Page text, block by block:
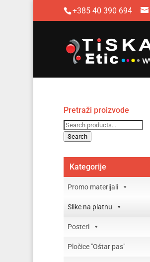
+385 40 390 694
Pretraži proizvode
Search
for:
Search
Kategorije
Promo materijali
Slike na platnu
Posteri
Pločice "Oštar pas"